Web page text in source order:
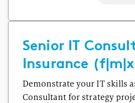
Senior IT
Insurance
Demonstrate your IT skills
Consultant for strategy